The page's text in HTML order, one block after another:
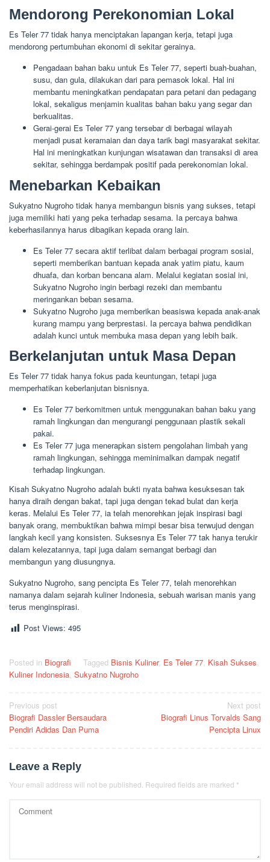
Mendorong Perekonomian Lokal
Es Teler 77 tidak hanya menciptakan lapangan kerja, tetapi juga
mendorong pertumbuhan ekonomi di sekitar gerainya.
Pengadaan bahan baku untuk Es Teler 77, seperti buah-buahan,
susu, dan gula, dilakukan dari para pemasok lokal. Hal ini
membantu meningkatkan pendapatan para petani dan pedagang
lokal, sekaligus menjamin kualitas bahan baku yang segar dan
berkualitas.
Gerai-gerai Es Teler 77 yang tersebar di berbagai wilayah
menjadi pusat keramaian dan daya tarik bagi masyarakat sekitar.
Hal ini meningkatkan kunjungan wisatawan dan transaksi di area
sekitar, sehingga berdampak positif pada perekonomian lokal.
Menebarkan Kebaikan
Sukyatno Nugroho tidak hanya membangun bisnis yang sukses, tetapi
juga memiliki hati yang peka terhadap sesama. Ia percaya bahwa
keberhasilannya harus dibagikan kepada orang lain.
Es Teler 77 secara aktif terlibat dalam berbagai program sosial,
seperti memberikan bantuan kepada anak yatim piatu, kaum
dhuafa, dan korban bencana alam. Melalui kegiatan sosial ini,
Sukyatno Nugroho ingin berbagi rezeki dan membantu
meringankan beban sesama.
Sukyatno Nugroho juga memberikan beasiswa kepada anak-anak
kurang mampu yang berprestasi. Ia percaya bahwa pendidikan
adalah kunci untuk membuka masa depan yang lebih baik.
Berkelanjutan untuk Masa Depan
Es Teler 77 tidak hanya fokus pada keuntungan, tetapi juga
memperhatikan keberlanjutan bisnisnya.
Es Teler 77 berkomitmen untuk menggunakan bahan baku yang
ramah lingkungan dan mengurangi penggunaan plastik sekali
pakai.
Es Teler 77 juga menerapkan sistem pengolahan limbah yang
ramah lingkungan, sehingga meminimalkan dampak negatif
terhadap lingkungan.
Kisah Sukyatno Nugroho adalah bukti nyata bahwa kesuksesan tak
hanya diraih dengan bakat, tapi juga dengan tekad bulat dan kerja
keras. Melalui Es Teler 77, ia telah menorehkan jejak inspirasi bagi
banyak orang, membuktikan bahwa mimpi besar bisa terwujud dengan
langkah kecil yang konsisten. Suksesnya Es Teler 77 tak hanya terukir
dalam kelezatannya, tapi juga dalam semangat berbagi dan
membangun yang diusungnya.
Sukyatno Nugroho, sang pencipta Es Teler 77, telah menorehkan
namanya dalam sejarah kuliner Indonesia, sebuah warisan manis yang
terus menginspirasi.
Post Views: 495
Posted in Biografi Tagged Bisnis Kuliner, Es Teler 77 Kisah Sukses
Kuliner Indonesia Sukyatno Nugroho
Post
navigation
Previous post
Biografi Dassler Bersaudara
Pendiri Adidas Dan Puma
Next post
Biografi Linus Torvalds Sang
Pencipta Linux
Leave a Reply
Your email address will not be published. Required fields are marked *